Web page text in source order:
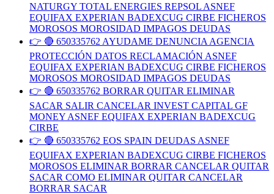
NATURGY TOTAL ENERGIES REPSOL ASNEF
EQUIFAX EXPERIAN BADEXCUG CIRBE FICHEROS
MOROSOS MOROSIDAD IMPAGOS DEUDAS
👉 🔴 650335762 AYUDAME DENUNCIA AGENCIA
PROTECCIÓN DATOS RECLAMACIÓN ASNEF
EQUIFAX EXPERIAN BADEXCUG CIRBE FICHEROS
MOROSOS MOROSIDAD IMPAGOS DEUDAS
👉 🔴 650335762 BORRAR QUITAR ELIMINAR
SACAR SALIR CANCELAR INVEST CAPITAL GF
MONEY ASNEF EQUIFAX EXPERIAN BADEXCUG
CIRBE
👉 🔴 650335762 EOS SPAIN DEUDAS ASNEF
EQUIFAX EXPERIAN BADEXCUG CIRBE FICHEROS
MOROSOS ELIMINAR BORRAR CANCELAR QUITAR
SACAR COMO ELIMINAR QUITAR CANCELAR
BORRAR SACAR